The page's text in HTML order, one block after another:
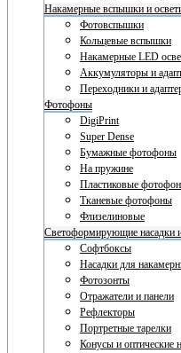
Накамерные вспышки и
Фотовспышки
Кольцевые вспышки
Накамерные LED
Аккумуляторы и
Переходники и
Фотофоны
DigiPrint
Super Dense
Бумажные фотофоны
На пружине
Пластиковые
Тканевые фотофоны
Флизелиновые
Светоформирующие насадки
Софтбоксы
Насадки для
Фотозонты
Отражатели и панели
Рефлекторы
Портретные тарелки
Конусы и оптические